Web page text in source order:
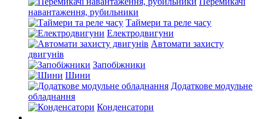
навантаження, рубильники
Таймери та реле часу
Електродвигуни
Автомати захисту
двигунів
Запобіжники
Шини
Додаткове модульне
обладнання
Конденсатори